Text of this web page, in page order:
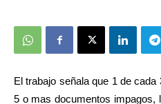
El trabajo señala que 1 de
5 o mas documentos impagos,